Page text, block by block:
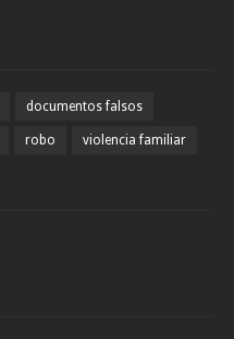
documentos falsos
robo violencia familiar